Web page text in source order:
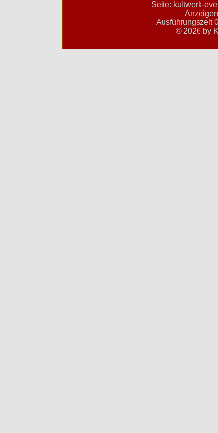
Seite: kultwerk-
Ausführungszeit
© 2026 by